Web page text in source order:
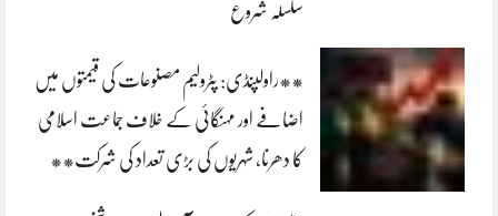
سلسلہ شروع
**راولپنڈی: پٹرولیم مصنوعات کی قیمتوں میں
اضافے اور مہنگائی کے خلاف جماعت اسلامی
کا دھرنا، شہریوں کی بڑی تعداد کی شرکت**